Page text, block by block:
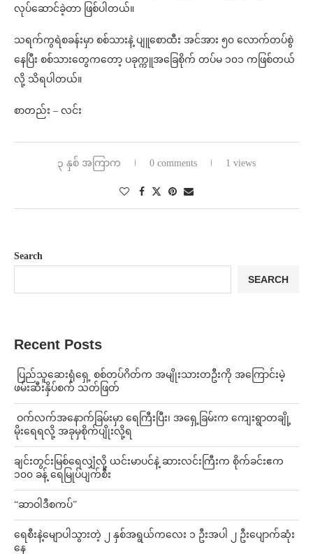
လုပ်ဆောင်ခဲ့တာ ဖြစ်ပါတယ်။
သရက်ကွရဲစခန်းမှာ စစ်သားနဲ့ ပျူစောထီး အင်အား ၅၀ လောက်တပ်စွဲ
နေပြီး စစ်သားတွေကတော့ ပခုက္ကူအခြေစိုက် တပ်မ ၁၀၁ ကဖြစ်တယ်
လို့ သိရပါတယ်။
စာတည်း – လင်း
၃ နှစ် အကြာက 0 comments 1 views
Search
SEARCH
Recent Posts
⁩ ⁨ပြည်သူဆေးရုံရှေ့ စစ်တပ်ဂိတ်က အမျိုးသားတဦးကို အကြောင်းမဲ့
ဖမ်းဆီးနှိပ်စက် သတ်ဖြတ်
⁩ ⁨ဝက်လက်အနောက်ခြမ်းမှာ ရေကြီးပြီး၊ အရှေ့ခြမ်းက ကျေးရွာတချို့
မိုးရေရလို့ အခုမှစိုက်ပျိုးလို့ရ
ချင်းတွင်းမြစ်ရေလျှံလို့ ယင်းမာပင်နဲ့ ဆားလင်းကြီးက စိုက်ခင်းဧက
၁၀၀ ခန့် ရေမြုပ်ပျက်စီး
“ဆာဝါဒီစကပ်”
ရေစီးနဲ့မျောပါသွားတဲ့ ၂ နှစ်အရွယ်ကလေး ၁ ဦးအပါ ၂ ဦးပျောက်ဆုံး
နေ